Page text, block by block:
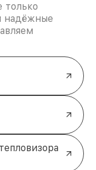
только
надёжные